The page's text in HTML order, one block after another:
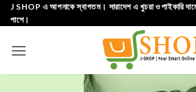
Skip
to
J SHOP এ আপনাকে স্বাগতম। সারাদেশ এ খুচরা ও পাইকারি
পাশে।